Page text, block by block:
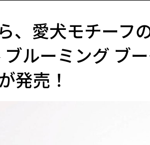
、愛犬モチーフ
ルーミング ブ
発売！